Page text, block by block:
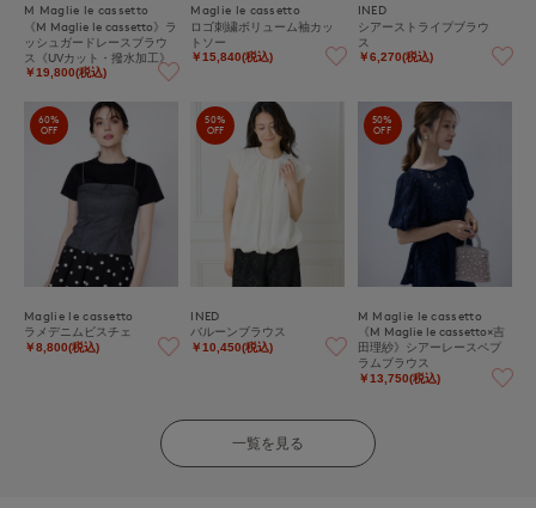
M Maglie le cassetto
《M Maglie le cassetto》ラ
ッシュガードレースブラウ
ス《UVカット・撥水加工》
￥19,800(税込)
Maglie le cassetto
ロゴ刺繍ボリューム袖カッ
トソー
￥15,840(税込)
INED
シアーストライプブラウ
ス
￥6,270(税込)
60%
OFF
Maglie le cassetto
ラメデニムビスチェ
￥8,800(税込)
50%
OFF
INED
バルーンブラウス
￥10,450(税込)
50%
OFF
M Maglie le cassetto
《M Maglie le cassetto×吉
田理紗》シアーレースペプ
ラムブラウス
￥13,750(税込)
一覧を見る